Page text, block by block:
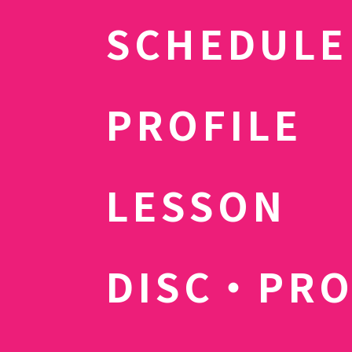
SCHEDULE
PROFILE
LESSON
DISC・